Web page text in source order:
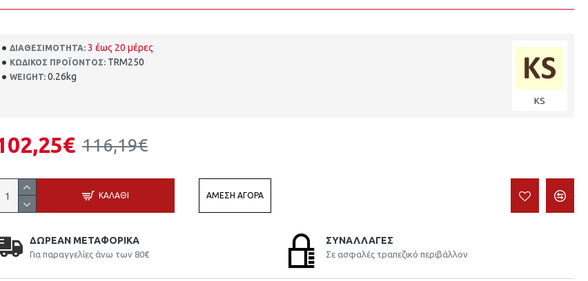
ΔΙΑΘΕΣΙΜΌΤΗΤΑ: 3 έως 20 μέρες
ΚΩΔΙΚΌΣ ΠΡΟΪΌΝΤΟΣ: TRM250
WEIGHT: 0.26kg
KS
116,19€
ΚΑΛΆΘΙ ΆΜΕΣΗ ΑΓΟΡΆ
ΔΩΡΕΆΝ ΜΕΤΑΦΟΡΙΚΆ
Για παραγγελίες άνω των 80€
ΣΥΝΑΛΛΑΓΈΣ
Σε ασφαλές τραπεζικό περιβάλλον